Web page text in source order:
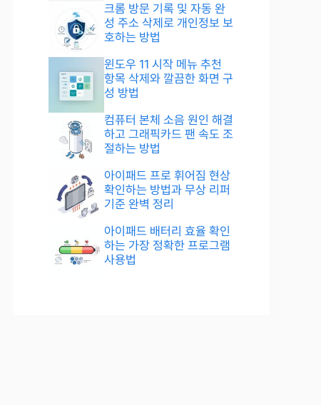
크롬 방문 기록 및 자동 완
성 주소 삭제로 개인정보 보
호하는 방법
윈도우 11 시작 메뉴 추천
항목 삭제와 깔끔한 화면 구
성 방법
컴퓨터 본체 소음 원인 해결
하고 그래픽카드 팬 속도 조
절하는 방법
아이패드 프로 휘어짐 현상
확인하는 방법과 무상 리퍼
기준 완벽 정리
아이패드 배터리 효율 확인
하는 가장 정확한 프로그램
사용법